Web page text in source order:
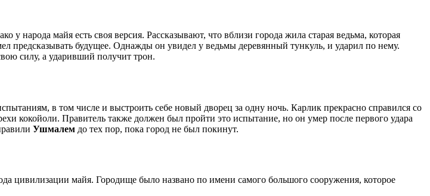
народа майя есть своя версия. Рассказывают, что вблизи города жила старая ведьма, которая
будущее. Однажды он увидел у ведьмы деревянный тункуль, и ударил по нему.
силу, а ударивший получит трон.
в том числе и выстроить себе новый дворец за одну ночь. Карлик прекрасно справился со
кокойоли. Правитель также должен был пройти это испытание, но он умер после первого удара
Ушмалем до тех пор, пока город не был покинут.
цивилизации майя. Городище было названо по имени самого большого сооружения, которое